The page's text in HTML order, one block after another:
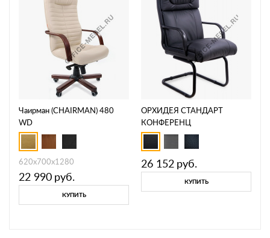
Чаирман (CHAIRMAN) 480
WD
620х700х1280
22 990 руб.
КУПИТЬ
ОРХИДЕЯ СТАНДАРТ
КОНФЕРЕНЦ
26 152 руб.
КУПИТЬ